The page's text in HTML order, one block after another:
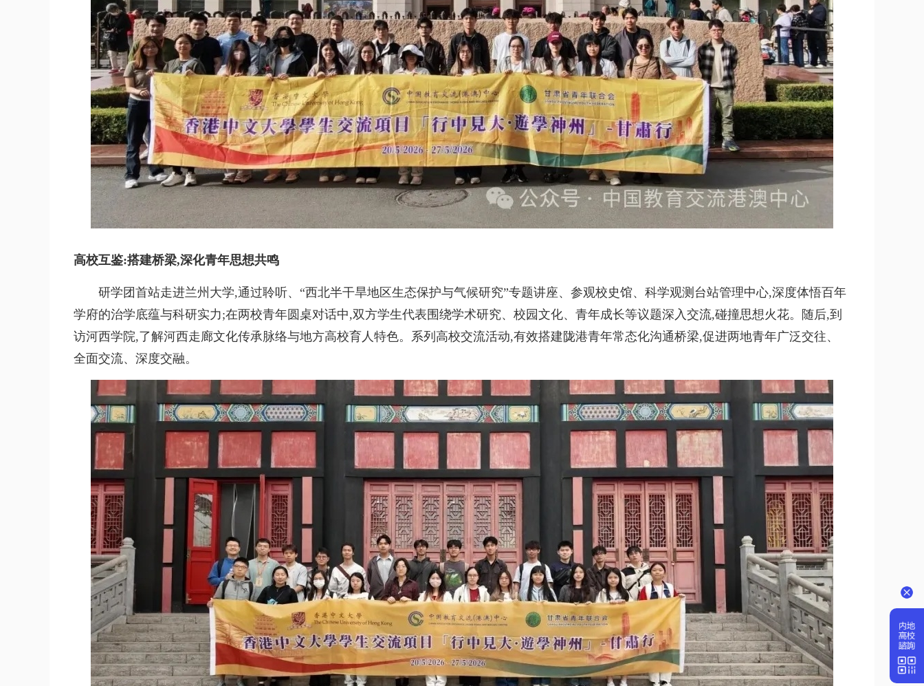
高校互鉴:搭建桥梁,深化青年思想共鸣
研学团首站走进兰州大学,通过聆听、“西北半干旱地区生态保护与气候研究”专题讲座、参观校史馆、科学观测台站管理中心,深度体悟百年
学府的治学底蕴与科研实力;在两校青年圆桌对话中,双方学生代表围绕学术研究、校园文化、青年成长等议题深入交流,碰撞思想火花。随后,到
访河西学院,了解河西走廊文化传承脉络与地方高校育人特色。系列高校交流活动,有效搭建陇港青年常态化沟通桥梁,促进两地青年广泛交往、
全面交流、深度交融。